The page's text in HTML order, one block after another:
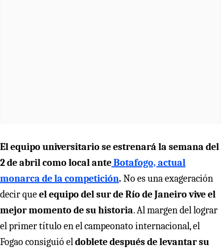
El equipo universitario se estrenará la semana del
2 de abril como local anteBotafogo, actual
monarca de la competición. No es una exageración
decir queel equipo del sur de Río de Janeiro vive el
mejor momento de su historia. Al margen del lograr
el primer título en el campeonato internacional, el
Fogao consiguió eldoblete después de levantar su